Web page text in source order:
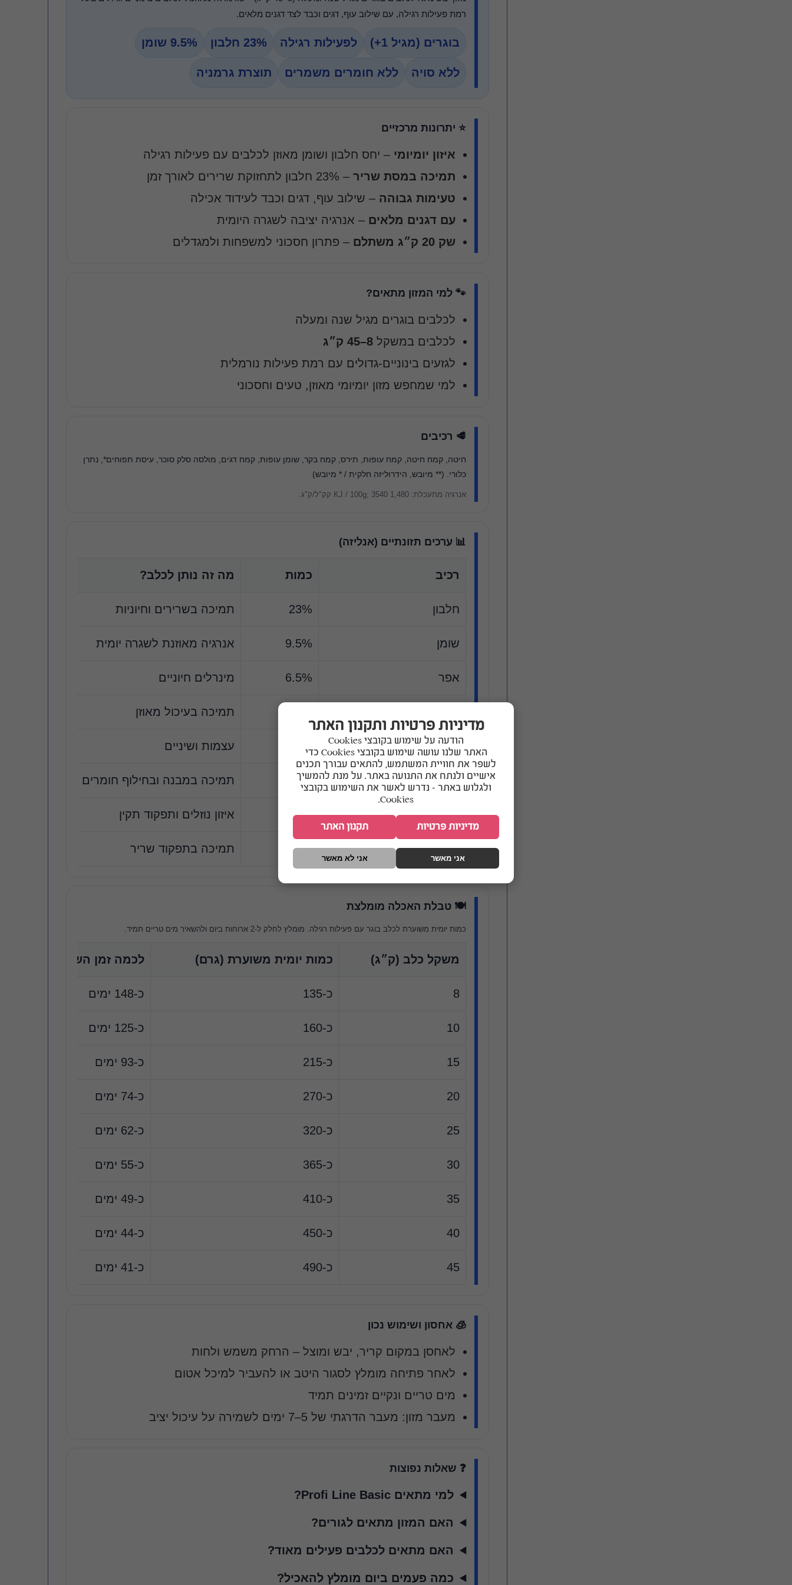
מדיניות פרטיות ותקנון האתר
הודעה על שימוש בקובצי Cookies
האתר שלנו עושה שימוש בקובצי Cookies כדי
לשפר את חוויית המשתמש, להתאים עבורך תכנים
אישיים ולנתח את התנועה באתר. על מנת להמשיך
ולגלוש באתר – נדרש לאשר את השימוש בקובצי
Cookies.
מדיניות פרטיות תקנון האתר
אני מאשר אני לא מאשר
דמוי צמחייה לאקווריום
פוסטרים ורקעים
לאקווריום תלת מימד
רמת פעילות רגילה, עם שילוב עוף, דגים וכבד לצד דגנים מלאים.
בוגרים (מגיל 1+) לפעילות רגילה 23% חלבון 9.5% שומן
ללא סויה ללא חומרים משמרים תוצרת גרמניה
⭐ יתרונות מרכזיים
איזון יומיומי – יחס חלבון ושומן מאוזן לכלבים עם פעילות רגילה
תמיכה במסת שריר– 23% חלבון לתחזוקת שרירים לאורך זמן
טעימות גבוהה – שילוב עוף, דגים וכבד לעידוד אכילה
עם דגנים מלאים – אנרגיה יציבה לשגרה היומית
שק 20 ק״ג משתלם
– פתרון חסכוני למשפחות ולמגדלים
🐾 למי המזון מתאים?
לכלבים בוגרים מגיל שנה ומעלה
לכלבים במשקל 8–45 ק״ג
לגזעים בינוניים-גדולים עם רמת פעילות נורמלית
למי שמחפש מזון יומיומי מאוזן, טעים וחסכוני
🥩 רכיבים
חיטה, קמח חיטה, קמח עופות, תירס, קמח בקר, שומן עופות, קמח דגים, מולסה סלק סוכר, עיסת תפוחים*, נתרן
כלורי. (** מיובש, הידרוליזה חלקית / * מיובש)
אנרגיה מתעכלת: 1,480 KJ / 100g; 3540 קק"ל/ק"ג.
📊 ערכים תזונתיים (אנליזה)
רכיב כמות מה זה נותן לכלב?
חלבון 23% תמיכה בשרירים וחיוניות
שומן 9.5% אנרגיה מאוזנת לשגרה יומית
אפר 6.5% מינרלים חיוניים
תמיכה בעיכול מאוזן
סידן עצמות ושיניים
זרחן 0.95% תמיכה במבנה ובחילוף חומרים
נתרן 0.25% איזון נוזלים ותפקוד תקין
אשלגן 0.45% תמיכה בתפקוד שריר
🍽️ טבלת האכלה מומלצת
כמות יומית משוערת לכלב בוגר עם פעילות רגילה. מומלץ לחלק ל-2 ארוחות ביום ולהשאיר מים טריים תמיד.
משקל כלב (ק״ג) כמות יומית משוערת (גרם) לכמה זמן השק מספיק (20 ק״ג)
8 כ-135 כ-148 ימים
10 כ-160 כ-125 ימים
15 כ-215 כ-93 ימים
20 כ-270 כ-74 ימים
25 כ-320 כ-62 ימים
30 כ-365 כ-55 ימים
35 כ-410 כ-49 ימים
40 כ-450 כ-44 ימים
45 כ-490 כ-41 ימים
🧊 אחסון ושימוש נכון
לאחסן במקום קריר, יבש ומוצל – הרחק משמש ולחות
לאחר פתיחה מומלץ לסגור היטב או להעביר למיכל אטום
מים טריים ונקיים זמינים תמיד
מעבר מזון: מעבר הדרגתי של 5–7 ימים לשמירה על עיכול יציב
❓ שאלות נפוצות
למי מתאים Profi Line Basic?
האם המזון מתאים לגורים?
האם מתאים לכלבים פעילים מאוד?
כמה פעמים ביום מומלץ להאכיל?